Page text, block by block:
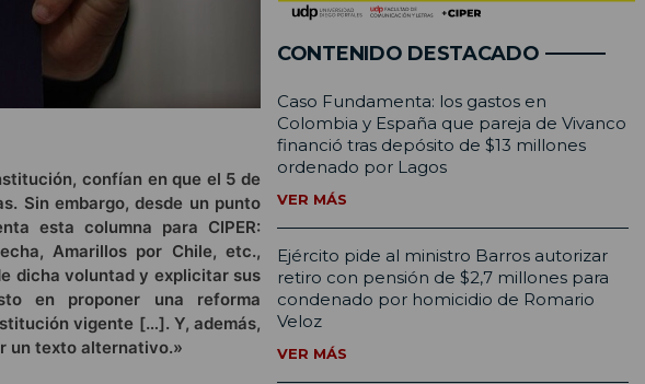
confían en que el 5 de
Sin embargo, desde un punto
esta columna para CIPER:
Amarillos por Chile, etc.,
dicha voluntad y explicitar sus
en proponer una reforma
vigente […]. Y, además,
un texto alternativo.»
CONTENIDO DESTACADO
Caso Fundamenta: los gastos en
Colombia y España que pareja de Vivanco
financió tras depósito de $13 millones
ordenado por Lagos
VER MÁS
Ejército pide al ministro Barros autorizar
retiro con pensión de $2,7 millones para
condenado por homicidio de Romario
Veloz
VER MÁS